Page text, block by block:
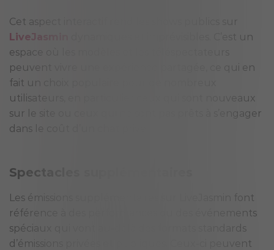
Cet aspect interactif rend les shows publics sur
LiveJasmin
dynamiques et imprévisibles. C’est un
espace où les modèles et les téléspectateurs
peuvent vivre une expérience partagée, ce qui en
fait un choix populaire pour de nombreux
utilisateurs, en particulier ceux qui sont nouveaux
sur le site ou ceux qui ne sont pas prêts à s’engager
dans le coût d’un chat privé.
Spectacles supplémentaires
Les émissions supplémentaires sur LiveJasmin font
référence à des performances ou des événements
spéciaux qui vont au-delà des formats standards
d’émissions privées et publiques. Ceux-ci peuvent